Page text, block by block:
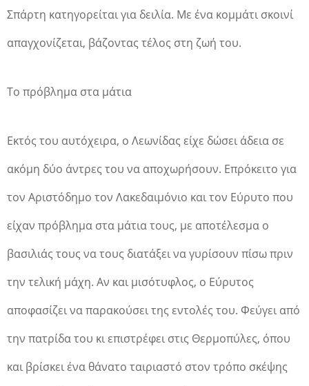
Σπάρτη κατηγορείται για δειλία. Με ένα κομμάτι σκοινί
απαγχονίζεται, βάζοντας τέλος στη ζωή του.
Το πρόβλημα στα μάτια
Εκτός του αυτόχειρα, ο Λεωνίδας είχε δώσει άδεια σε
ακόμη δύο άντρες του να αποχωρήσουν. Επρόκειτο για
τον Αριστόδημο τον Λακεδαιμόνιο και τον Εύρυτο που
είχαν πρόβλημα στα μάτια τους, με αποτέλεσμα ο
βασιλιάς τους να τους διατάξει να γυρίσουν πίσω πριν
την τελική μάχη. Αν και μισότυφλος, ο Εύρυτος
αποφασίζει να παρακούσει της εντολές του. Φεύγει από
την πατρίδα του κι επιστρέφει στις Θερμοπύλες, όπου
και βρίσκει ένα θάνατο ταιριαστό στον τρόπο σκέψης